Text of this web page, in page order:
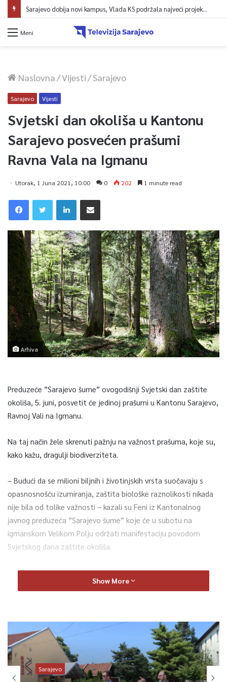
Sarajevo dobija novi kampus, Vlada KS podržala najveći projekt u historiji UNSA
Meni
Naslovna/Vijesti/Sarajevo
Sarajevo Vijesti
Svjetski dan okoliša u Kantonu
Sarajevo posvećen prašumi
Ravna Vala na Igmanu
Utorak, 1 Juna 2021, 10:00 0 202 1 minute read
Arhiva
Preduzeće ”Sarajevo šume” ovogodišnji Svjetski dan zaštite
okoliša, 5. juni, posvetit će jedinoj prašumi u Kantonu Sarajevo,
Ravnoj Vali na Igmanu.
Na taj način žele skrenuti pažnju na važnost prašuma, koje su,
kako kažu, dragulji biodiverziteta.
– Budući da se milioni biljnih i životinjskih vrsta suočavaju s
opasnosnošću izumiranja, zaštita biološke raznolikosti nikada
nije bila od tolike važnosti – kazali su Feni iz Kantonalnog
javnog preduzeća ”Sarajevo šume” koje će u subotu na
igmanskom Velikom Polju održati manifestaciju povodom
Svjetskog dana zaštite okoliša.
Jedna od aktivnosti bit će posjeta Ravnoj Vali. Organizatori
smatraju da istraživanje prašume Ravna Vala nije samo od
– Prašumski rezervati imaju neprocjenjiv naučno-obrazovni i
kulturni značaj. One su od posebnog značaja za zaštitu
biodiverziteta – poručuju.
Show More
Sarajevo